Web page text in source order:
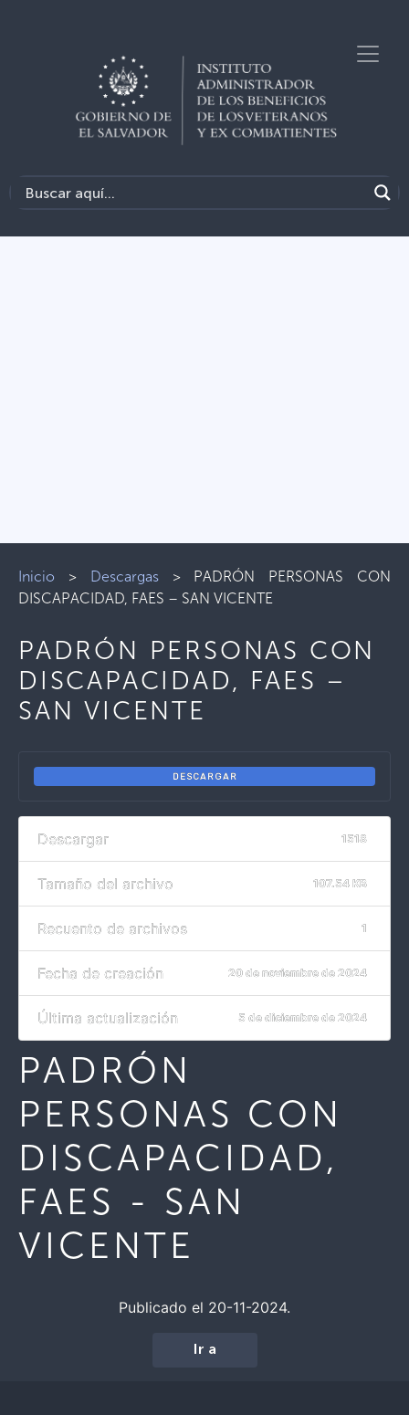
Inicio > Descargas> PADRÓN PERSONAS CON
DISCAPACIDAD, FAES – SAN VICENTE
PADRÓN PERSONAS CON
DISCAPACIDAD, FAES –
SAN VICENTE
DESCARGAR
Descargar 1518
Tamaño del archivo 107.54 KB
Recuento de archivos 1
Fecha de creación 20 de noviembre de 2024
Última actualización 5 de diciembre de 2024
PADRÓN
PERSONAS CON
DISCAPACIDAD,
FAES - SAN
VICENTE
Publicado el 20-11-2024.
Ir a